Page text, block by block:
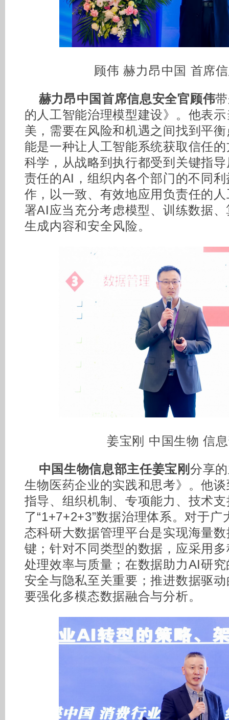
顾伟 赫力昂中国 首席
赫力昂中国首席信息安全官顾伟
的人工智能治理模型建设》。他表
美，需要在风险和机遇之间找到平
能是一种让人工智能系统获取信任
科学，从战略到执行都受到关键指
责任的AI，组织内各个部门的不同
作，以一致、有效地应用负责任的
署AI应当充分考虑模型、训练数据
生成内容和安全风险。
姜宝刚 中国生物 信
中国生物信息部主任姜宝刚 分享
生物医药企业的实践和思考》。他
指导、组织机制、专项能力、技术
了“1+7+2+3”数据治理体系。对于
态科研大数据管理平台是实现海量
键；针对不同类型的数据，应采用
处理效率与质量；在数据助力AI研
安全与隐私至关重要；推进数据驱
要强化多模态数据融合与分析。